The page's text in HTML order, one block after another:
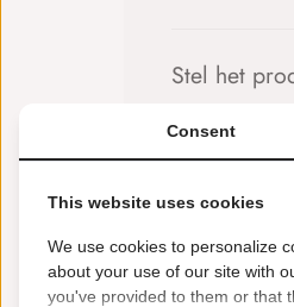
Stel het
Sonderwal
Consent
This website uses cookies
We use cookies to personalize
about your use of our site with
you've provided to them or that